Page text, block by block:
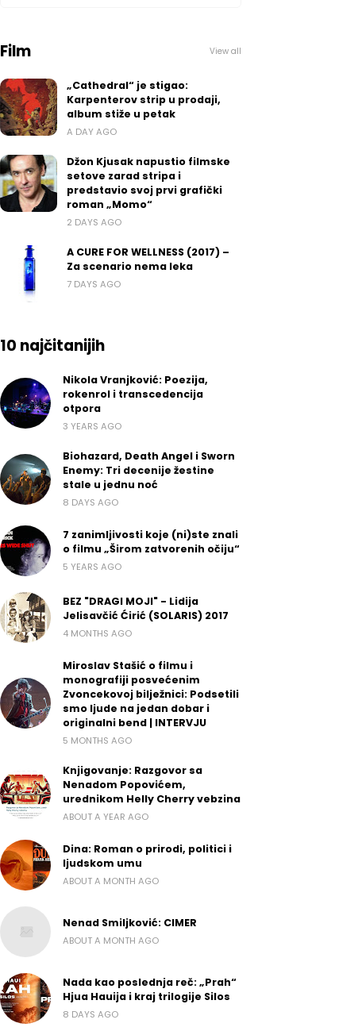
Film View all
„Cathedral“ je stigao:
Karpenterov strip u prodaji,
album stiže u petak
A DAY AGO
Džon Kjusak napustio filmske
setove zarad stripa i
predstavio svoj prvi grafički
roman „Momo“
2 DAYS AGO
A CURE FOR WELLNESS (2017) –
Za scenario nema leka
7 DAYS AGO
10 najčitanijih
Nikola Vranjković: Poezija,
rokenrol i transcedencija
otpora
3 YEARS AGO
Biohazard, Death Angel i Sworn
Enemy: Tri decenije žestine
stale u jednu noć
8 DAYS AGO
7 zanimljivosti koje (ni)ste znali
o filmu „Širom zatvorenih očiju“
5 YEARS AGO
BEZ "DRAGI MOJI" - Lidija
Jelisavčić Ćirić (SOLARIS) 2017
4 MONTHS AGO
Miroslav Stašić o filmu i
monografiji posvećenim
Zvoncekovoj bilježnici: Podsetili
smo ljude na jedan dobar i
originalni bend | INTERVJU
5 MONTHS AGO
Knjigovanje: Razgovor sa
Nenadom Popovićem,
urednikom Helly Cherry vebzina
ABOUT A YEAR AGO
Dina: Roman o prirodi, politici i
ljudskom umu
ABOUT A MONTH AGO
Nenad Smiljković: CIMER
ABOUT A MONTH AGO
Nada kao poslednja reč: „Prah“
Hjua Hauija i kraj trilogije Silos
8 DAYS AGO